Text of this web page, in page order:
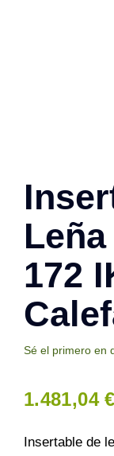
172
Sé el primero en
1.481,04€
Insertable de